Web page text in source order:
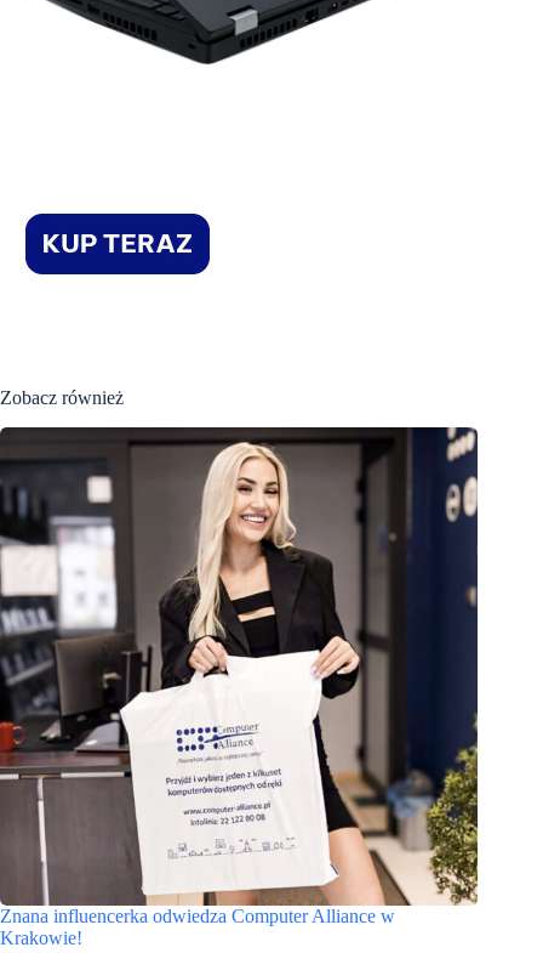
Zobacz również
Znana influencerka odwiedza Computer Alliance w
Krakowie!